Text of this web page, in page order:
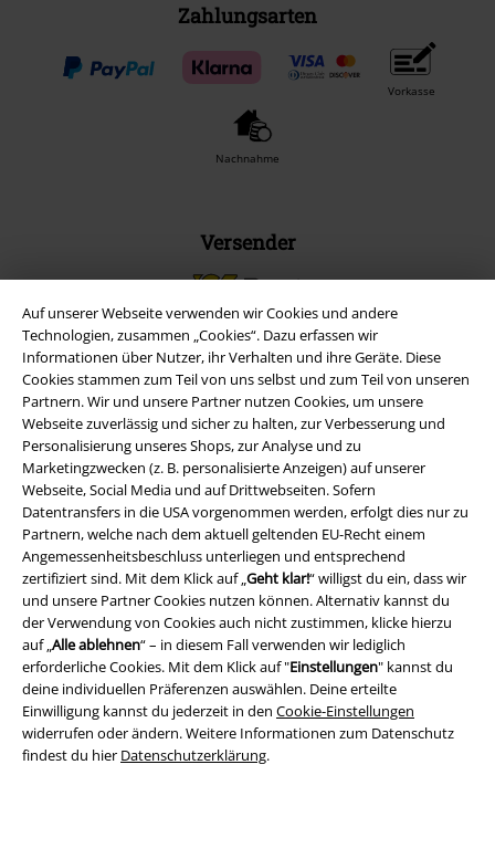
Auf unserer Webseite verwenden wir Cookies und andere
Technologien, zusammen „Cookies“. Dazu erfassen wir
Informationen über Nutzer, ihr Verhalten und ihre Geräte. Diese
Cookies stammen zum Teil von uns selbst und zum Teil von unseren
Partnern. Wir und unsere Partner nutzen Cookies, um unsere
Webseite zuverlässig und sicher zu halten, zur Verbesserung und
Personalisierung unseres Shops, zur Analyse und zu
Marketingzwecken (z. B. personalisierte Anzeigen) auf unserer
Webseite, Social Media und auf Drittwebseiten. Sofern
Datentransfers in die USA vorgenommen werden, erfolgt dies nur zu
Partnern, welche nach dem aktuell geltenden EU-Recht einem
Angemessenheitsbeschluss unterliegen und entsprechend
zertifiziert sind. Mit dem Klick auf „Geht klar!“ willigst du ein, dass wir
und unsere Partner Cookies nutzen können. Alternativ kannst du
der Verwendung von Cookies auch nicht zustimmen, klicke hierzu
auf „Alle ablehnen“ – in diesem Fall verwenden wir lediglich
erforderliche Cookies. Mit dem Klick auf "Einstellungen" kannst du
deine individuellen Präferenzen auswählen. Deine erteilte
Einwilligung kannst du jederzeit in den Cookie-Einstellungen
widerrufen oder ändern. Weitere Informationen zum Datenschutz
findest du hier Datenschutzerklärung.
Zahlungsarten
Vorkasse
Nachnahme
Versender
EMP App
Lade dir jetzt kostenlos unsere neue EMP App runter und genieße
die vielen neuen Funktionen und Vorteile!
A Warner Music Group Company